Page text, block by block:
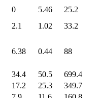
0 5.46 25.2
2.1 1.02 33.2
6.38 0.44 88
34.4 50.5
699.4
17.2 25.3
349.7